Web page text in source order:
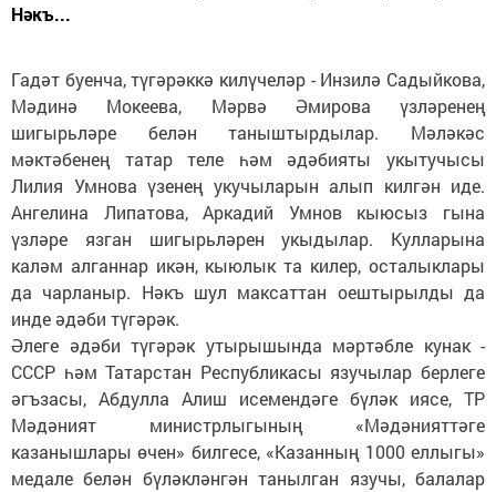
Нәкъ...
Гадәт буенча, түгәрәккә килүчеләр - Инзилә Садыйкова,
Мәдинә Мокеева, Мәрвә Әмирова үзләренең
шигырьләре белән таныштырдылар. Мәләкәс
мәктәбенең татар теле һәм әдәбияты укытучысы
Лилия Умнова үзенең укучыларын алып килгән иде.
Ангелина Липатова, Аркадий Умнов кыюсыз гына
үзләре язган шигырьләрен укыдылар. Кулларына
каләм алганнар икән, кыюлык та килер, осталыклары
да чарланыр. Нәкъ шул максаттан оештырылды да
инде әдәби түгәрәк.
Әлеге әдәби түгәрәк утырышында мәртәбле кунак -
СССР һәм Татарстан Республикасы язучылар берлеге
әгъзасы, Абдулла Алиш исемендәге бүләк иясе, ТР
Мәдәният министрлыгының «Мәдәнияттәге
казанышлары өчен» билгесе, «Казанның 1000 еллыгы»
медале белән бүләкләнгән танылган язучы, балалар